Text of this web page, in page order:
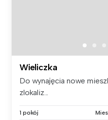
Wieliczka
Do wynajęcia nowe
zlokaliz...
1 pokój